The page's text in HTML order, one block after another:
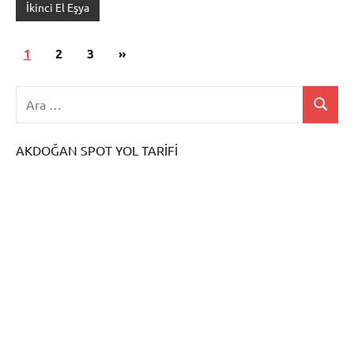
İkinci El Eşya
Yazı
1 2 3
Sonraki
»
AKDOĞAN SPOT YOL TARİFİ